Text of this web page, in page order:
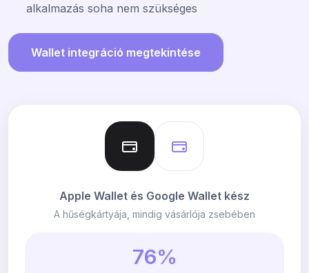
alkalmazás soha nem szükséges
Wallet integráció megtekintése
Apple Wallet és Google Wallet kész
A hűségkártyája, mindig vásárlója zsebében
76%